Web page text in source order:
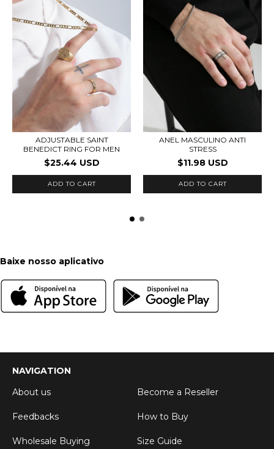
ADJUSTABLE SAINT
BENEDICT RING FOR MEN
$25.44 USD
ANEL MASCULINO ANTI
STRESS
$11.98 USD
ADD TO CART
Baixe nosso aplicativo
NAVIGATION
About us
Become a Reseller
Feedbacks How to Buy
Wholesale Buying Size Guide